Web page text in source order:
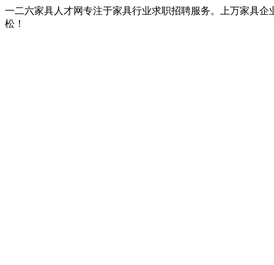
一二六家具人才网专注于家具行业求职招聘服务。上万家具
松！